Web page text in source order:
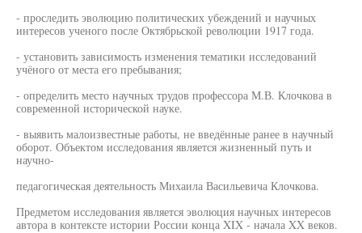
- проследить эволюцию политических убеждений и научных
интересов ученого после Октябрьской революции 1917 года.
- установить зависимость изменения тематики исследований
учёного от места его пребывания;
- определить место научных трудов профессора М.В. Клочкова в
современной исторической науке.
- выявить малоизвестные работы, не введённые ранее в научный
оборот. Объектом исследования является жизненный путь и
научно-
педагогическая деятельность Михаила Васильевича Клочкова.
Предметом исследования является эволюция научных интересов
автора в контексте истории России конца XIX - начала XX веков.